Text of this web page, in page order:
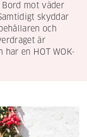
Bord mot väder
skyddar
och
är
en HOT WOK-